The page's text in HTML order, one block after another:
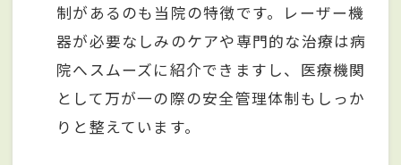
制があるのも当院の特徴です。レーザー機
器が必要なしみのケアや専門的な治療は病
院へスムーズに紹介できますし、医療機関
として万が一の際の安全管理体制もしっか
りと整えています。